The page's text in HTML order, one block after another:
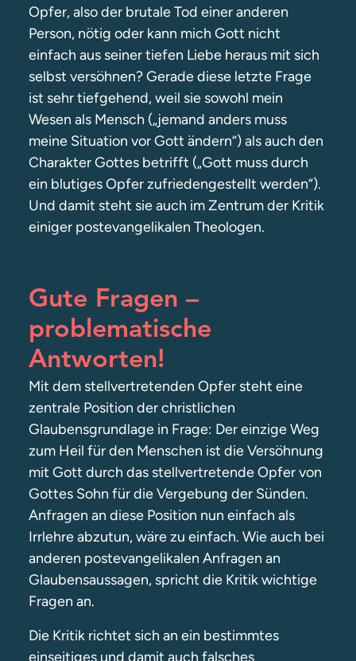
Opfer, also der brutale Tod einer anderen
Person, nötig oder kann mich Gott nicht
einfach aus seiner tiefen Liebe heraus mit sich
selbst versöhnen? Gerade diese letzte Frage
ist sehr tiefgehend, weil sie sowohl mein
Wesen als Mensch („jemand anders muss
meine Situation vor Gott ändern“) als auch den
Charakter Gottes betrifft („Gott muss durch
ein blutiges Opfer zufriedengestellt werden“).
Und damit steht sie auch im Zentrum der Kritik
einiger postevangelikalen Theologen.
Gute Fragen –
problematische
Antworten!
Mit dem stellvertretenden Opfer steht eine
zentrale Position der christlichen
Glaubensgrundlage in Frage: Der einzige Weg
zum Heil für den Menschen ist die Versöhnung
mit Gott durch das stellvertretende Opfer von
Gottes Sohn für die Vergebung der Sünden.
Anfragen an diese Position nun einfach als
Irrlehre abzutun, wäre zu einfach. Wie auch bei
anderen postevangelikalen Anfragen an
Glaubensaussagen, spricht die Kritik wichtige
Fragen an.
Die Kritik richtet sich an ein bestimmtes
einseitiges und damit auch falsches